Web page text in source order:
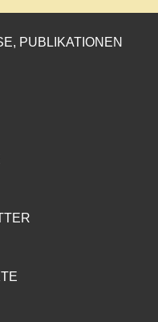
PUBLIKATIONEN